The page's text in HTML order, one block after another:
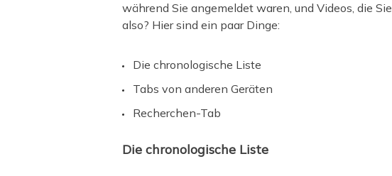
während Sie angemeldet waren, und Videos, die
also? Hier sind ein paar Dinge:
Die chronologische Liste
Tabs von anderen Geräten
Recherchen-Tab
Die chronologische Liste